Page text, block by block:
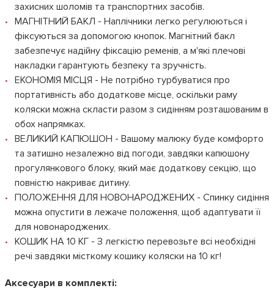
захисних шоломів та транспортних засобів.
МАГНІТНИЙ БАКЛ - Наплічники легко регулюються і
фіксуються за допомогою кнопок. Магнітний бакл
забезпечує надійну фіксацію ременів, а м'які плечові
накладки гарантують безпеку та зручність.
ЕКОНОМІЯ МІСЦЯ - Не потрібно турбуватися про
портативність або додаткове місце, оскільки раму
коляски можна скласти разом з сидінням розташованим в
обох напрямках.
ВЕЛИКИЙ КАПЮШОН - Вашому малюку буде комфорто
та затишно незалежно від погоди, завдяки капюшону
прогулянкового блоку, який має додаткову секцію, що
повністю накриває дитину.
ПОЛОЖЕННЯ ДЛЯ НОВОНАРОДЖЕНИХ - Спинку сидіння
можна опустити в лежаче положення, щоб адаптувати її
для новонароджених.
КОШИК НА 10 КГ - З легкістю перевозьте всі необхідні
речі завдяки місткому кошику коляски на 10 кг!
Аксесуари в комплекті: